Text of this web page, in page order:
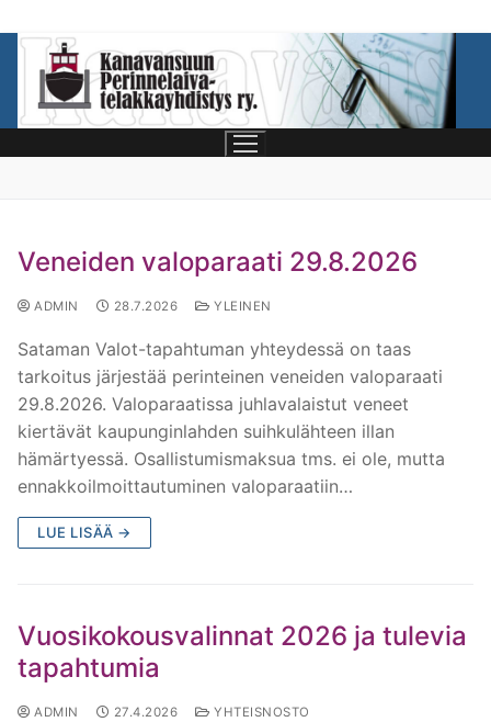
Etusivu
Telakkayhdistys
Kanavansuun Perinnelaivatelakkayhdistys
Tiedotteet
Kalenteri
Palvelut
Talvisäilytys
Telakan toimintaohjeet
S/S Ansio
S/S Hurma
M/S Anja
M/S Eka
Höyrylaivat
S/S Ahkera
M/S Emma
Galleria
Yhteystiedot
Veneiden valoparaati 29.8.2026
ADMIN 28.7.2026 YLEINEN
Sataman Valot-tapahtuman yhteydessä on taas
tarkoitus järjestää perinteinen veneiden valoparaati
29.8.2026. Valoparaatissa juhlavalaistut veneet
kiertävät kaupunginlahden suihkulähteen illan
hämärtyessä. Osallistumismaksua tms. ei ole, mutta
ennakkoilmoittautuminen valoparaatiin…
LUE LISÄÄ →
Vuosikokousvalinnat 2026 ja tulevia
tapahtumia
ADMIN 27.4.2026 YHTEISNOSTO